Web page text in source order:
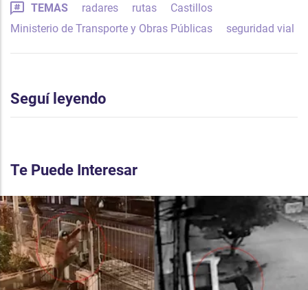
TEMAS radares rutas
Castillos
Ministerio de Transporte y Obras Públicas
seguridad vial
Seguí leyendo
Te Puede Interesar